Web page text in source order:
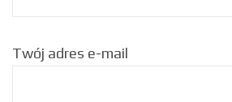
Twój adres e-mail